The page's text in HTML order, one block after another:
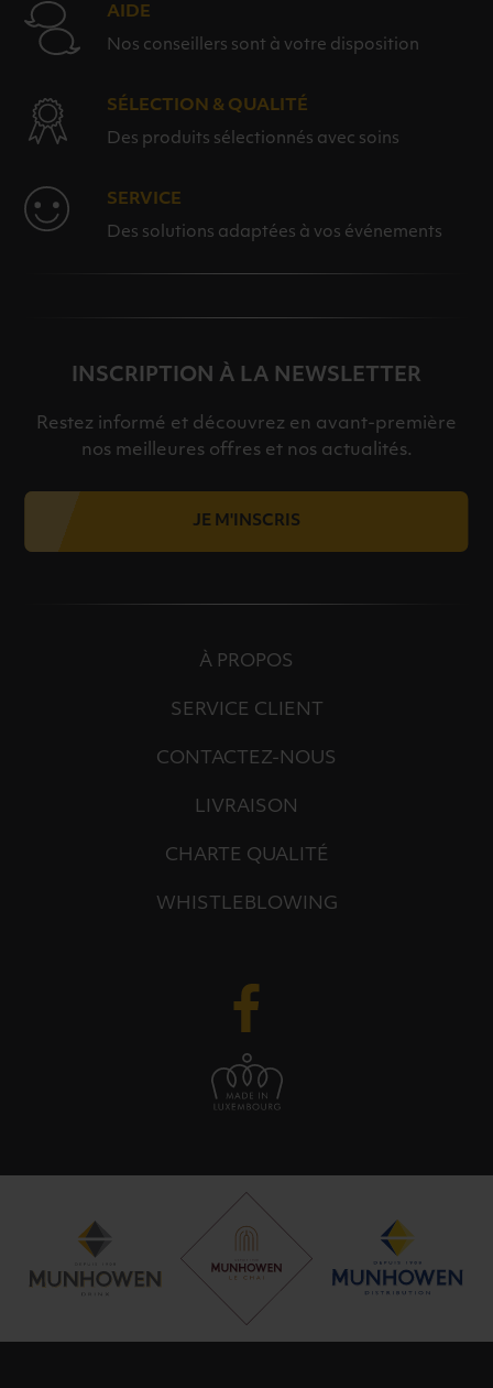
AIDE
Nos conseillers sont à votre disposition
SÉLECTION & QUALITÉ
Des produits sélectionnés avec soins
SERVICE
Des solutions adaptées à vos événements
INSCRIPTION À LA NEWSLETTER
Restez informé et découvrez en avant-première
nos meilleures offres et nos actualités.
JE M'INSCRIS
À PROPOS
SERVICE CLIENT
CONTACTEZ-NOUS
LIVRAISON
CHARTE QUALITÉ
WHISTLEBLOWING